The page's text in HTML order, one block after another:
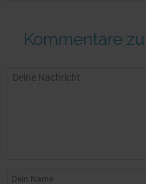
Kommentare